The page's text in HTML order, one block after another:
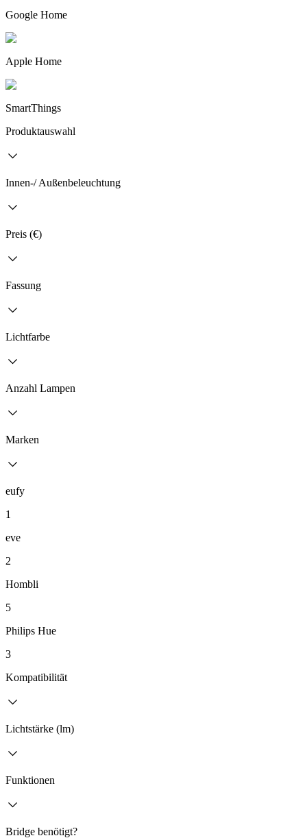
Google Home
Apple Home
SmartThings
Produktauswahl
Innen-/ Außenbeleuchtung
Preis (€)
Fassung
Lichtfarbe
Anzahl Lampen
Marken
eufy
1
eve
2
Hombli
5
Philips Hue
3
Kompatibilität
Lichtstärke (lm)
Funktionen
Bridge benötigt?